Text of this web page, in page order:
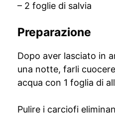
– 2 foglie di salvia
Preparazione
Dopo aver lasciato in
una notte, farli
acqua con 1 foglia di
Pulire i carciofi